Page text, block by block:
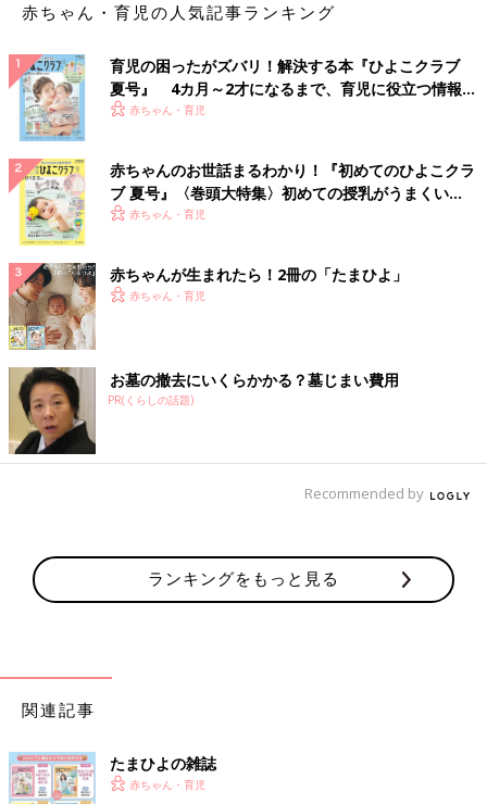
赤ちゃん・育児の人気記事ランキング
育児の困ったがズバリ！解決する本『ひよこクラブ
夏号』 4カ月～2才になるまで、育児に役立つ情報が
いっぱい！
赤ちゃん・育児
赤ちゃんのお世話まるわかり！『初めてのひよこクラ
ブ 夏号』〈巻頭大特集〉初めての授乳がうまくい
く！ おっぱい・ミルクの基本と夏のトラブル 解決テ
赤ちゃん・育児
赤ちゃんが生まれたら！2冊の「たまひよ」
赤ちゃん・育児
お墓の撤去にいくらかかる？墓じまい費用
PR(くらしの話題)
Recommended by
ランキングをもっと見る
関連記事
たまひよの雑誌
赤ちゃん・育児